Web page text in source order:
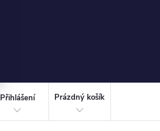
Přihlášení
KOŠÍK
Prázdný košík